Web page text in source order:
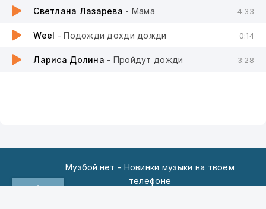
Светлана Лазарева - Мама 4:33
Weel - Подожди дохди дожди 0:14
Лариса Долина - Пройдут дожди 3:28
Музбой.нет - Новинки музыки на твоём
телефоне